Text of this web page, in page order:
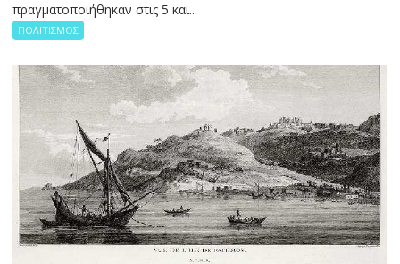
πραγματοποιήθηκαν στις 5 και...
ΠΟΛΙΤΙΣΜΟΣ